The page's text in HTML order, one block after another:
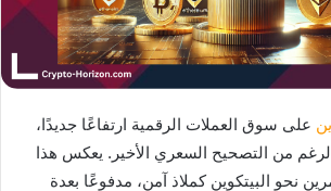
على سوق العملات الرقمية ارتفاعًا جديدًا،
على الرغم من التصحيح السعري الأخير. يعكس هذا
نحو البيتكوين كملاذ آمن، مدفوعًا بعدة